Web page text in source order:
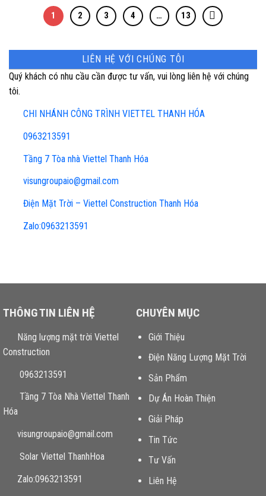
1 2 3 4 … 13
LIÊN HỆ VỚI CHÚNG TÔI
Quý khách có nhu cầu cần được tư vấn, vui lòng liên hệ với chúng
tôi.
CHI NHÁNH CÔNG TRÌNH VIETTEL THANH HÓA
0963213591
Tầng 7 Tòa nhà Viettel Thanh Hóa
visungroupaio@gmail.com
Điện Mặt Trời – Viettel Construction Thanh Hóa
Zalo:0963213591
THÔNG TIN LIÊN HỆ
Năng lượng mặt trời Viettel
Construction
0963213591
Tầng 7 Tòa Nhà Viettel Thanh
Hóa
visungroupaio@gmail.com
Solar Viettel ThanhHoa
Zalo:0963213591
CHUYÊN MỤC
Giới Thiệu
Điện Năng Lượng Mặt Trời
Sản Phẩm
Dự Án Hoàn Thiện
Giải Pháp
Tin Tức
Tư Vấn
Liên Hệ